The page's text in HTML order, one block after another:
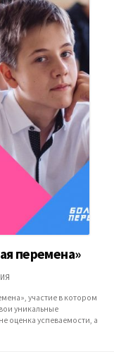
перемена»
участие в котором
уникальные
оценка успеваемости, а